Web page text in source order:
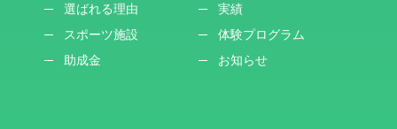
選ばれる理由
実績
スポーツ施設
体験プログラム
助成金
お知らせ